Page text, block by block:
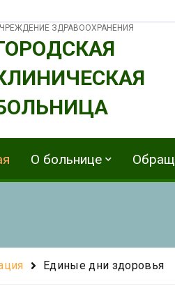
ЗДРАВООХРАНЕНИЯ
О больнице
Единые дни здоровья